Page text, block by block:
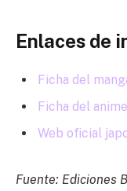
Enlaces de
Ficha del
Ficha del
Web oficial
Fuente: Ediciones